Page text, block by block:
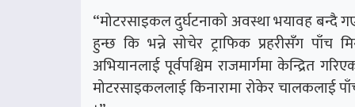
“मोटरसाइकल दुर्घटनाको अवस्था भयावह बन्दै
हुन्छ कि भन्ने सोचेर ट्राफिक प्रहरीसँग पाँच
अभियानलाई पूर्वपश्चिम राजमार्गमा केन्द्रित
मोटरसाइकललाई किनारामा रोकेर चालकलाई